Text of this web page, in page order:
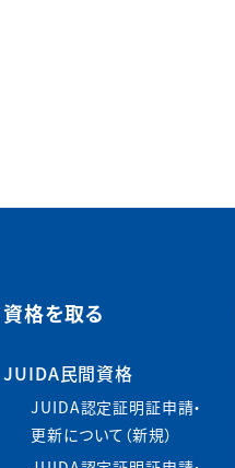
資格を取る
JUIDA民間資格
JUIDA認定証明証申請・
更新について（新規）